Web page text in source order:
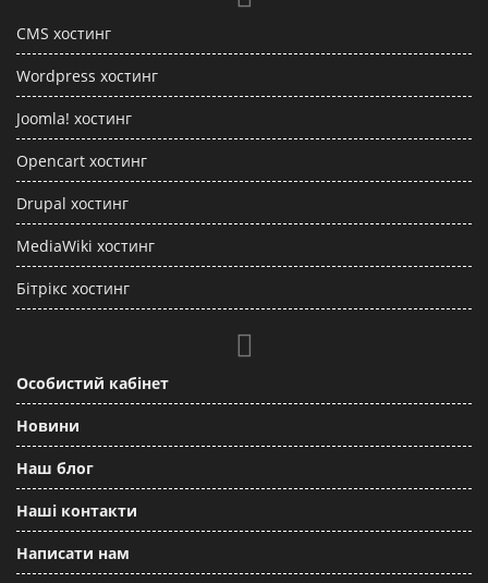
CMS хостинг
Wordpress хостинг
Joomla! хостинг
Opencart хостинг
Drupal хостинг
MediaWiki хостинг
Бітрікс хостинг
Особистий кабінет
Новини
Наш блог
Наші контакти
Написати нам